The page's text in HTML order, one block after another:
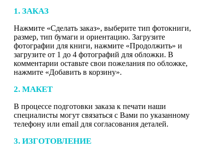
1. ЗАКАЗ
Нажмите «Сделать заказ», выберите тип фотокниги,
размер, тип бумаги и ориентацию. Загрузите
фотографии для книги, нажмите «Продолжить» и
загрузите от 1 до 4 фотографий для обложки. В
комментарии оставьте свои пожелания по обложке,
нажмите «Добавить в корзину».
2. МАКЕТ
В процессе подготовки заказа к печати наши
специалисты могут связаться с Вами по указанному
телефону или email для согласования деталей.
3. ИЗГОТОВЛЕНИЕ